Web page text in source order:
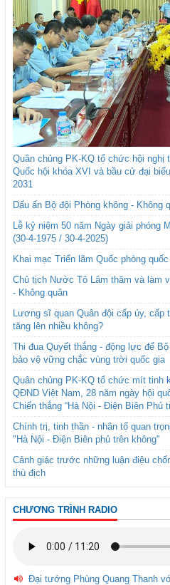
Quân chủng PK-KQ tổ chức hội nghị
Quốc hội khóa XVI và bầu cử đại
2031
Dấu ấn Bộ đội Phòng không - Không
Lễ kỷ niệm 50 năm Ngày giải phóng
(30-4-1975 / 30-4-2025)
Khai mạc Triển lãm Quốc phòng
Chủ tịch Nước Tô Lâm thăm và làm
- Không quân
Lương sĩ quan Quân đội cấp úy,
tăng lên nhiều không?
Thi đua Quyết thắng - động lực để
bảo vệ vững chắc vùng trời quốc gia
Quân chủng PK-KQ tổ chức mít tinh
QĐND Việt Nam, 28 năm ngày hội
Chiến thắng “Hà Nội - Điện Biên Phủ
Chính trị, tinh thần - nhân tố quan
"Hà Nội - Điện Biên phủ trên không"
Cảnh giác trước những luận điệu
thù địch
CHƯƠNG TRÌNH RADIO
Đại tướng Phùng Quang Thanh